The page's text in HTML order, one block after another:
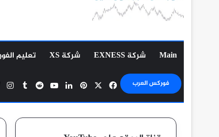
Main شركة EXNESS شركة XS تعليم
فوركس العرب فيسبوكبينتيريست
لينكدإن‫YouTube